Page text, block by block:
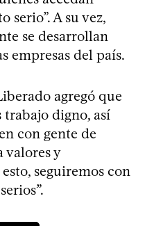
serio”. A su vez,
se desarrollan
empresas del país.
agregó que
trabajo digno, así
con gente de
valores y
seguiremos con